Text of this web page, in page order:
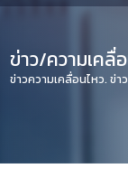
ข่าว/ความเคลื่
ข่าวความเคลื่อนไหว. ข่